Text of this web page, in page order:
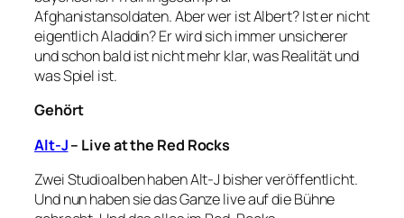
Afghanistansoldaten. Aber wer ist Albert? Ist er nicht
eigentlich Aladdin? Er wird sich immer unsicherer
und schon bald ist nicht mehr klar, was Realität und
was Spiel ist.
Gehört
Alt-J– Live at the Red Rocks
Zwei Studioalben haben Alt-J bisher veröffentlicht.
Und nun haben sie das Ganze live auf die Bühne